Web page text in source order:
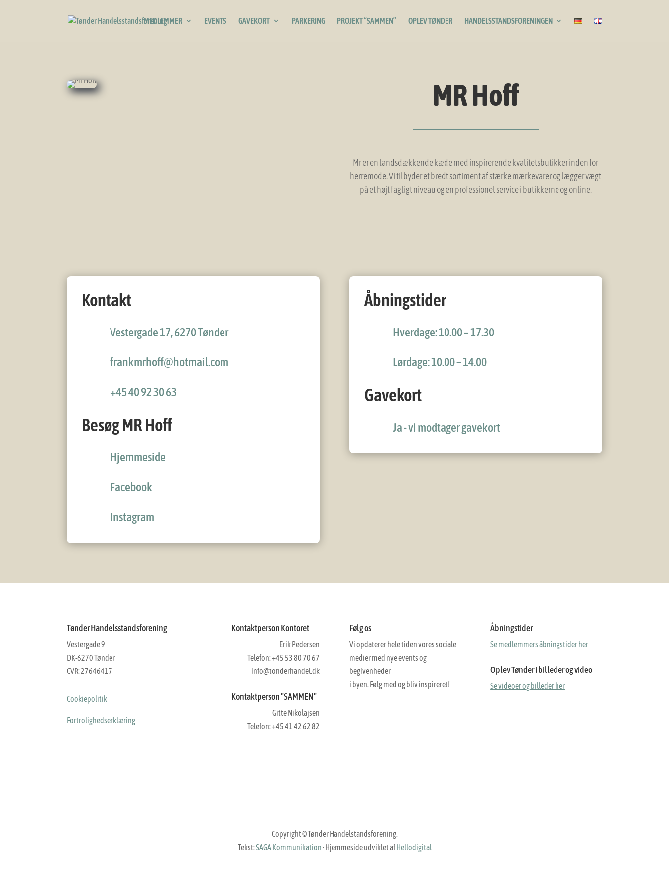
MEDLEMMER EVENTS GAVEKORT PARKERING PROJEKT “SAMMEN” OPLEV TØNDER HANDELSSTANDSFORENINGEN
MR Hoff
Mr er en landsdækkende kæde med inspirerende kvalitetsbutikker inden for
herremode. Vi tilbyder et bredt sortiment af stærke mærkevarer og lægger vægt
på et højt fagligt niveau og en professionel service i butikkerne og online.
Kontakt
Vestergade 17, 6270 Tønder
frankmrhoff@hotmail.com
+45 40 92 30 63
Besøg MR Hoff
Hjemmeside
Facebook
Instagram
Åbningstider
Hverdage: 10.00 – 17.30
Lørdage: 10.00 – 14.00
Gavekort
Ja - vi modtager gavekort
Tønder Handelsstandsforening
Vestergade 9
DK-6270 Tønder
CVR: 27646417
Cookiepolitik
Fortrolighedserklæring
Kontaktperson Kontoret
Erik Pedersen
Telefon: +45 53 80 70 67
info@tonderhandel.dk
Kontaktperson "SAMMEN"
Gitte Nikolajsen
Telefon: +45 41 42 62 82
Følg os
Vi opdaterer hele tiden vores sociale
medier med nye events og
begivenheder
i byen. Følg med og bliv inspireret!
Åbningstider
Se medlemmers åbningstider her
Oplev Tønder i billeder og video
Se videoer og billeder her
Copyright © Tønder Handelstandsforening.
Tekst:SAGA Kommunikation·Hjemmeside udviklet afHellodigital